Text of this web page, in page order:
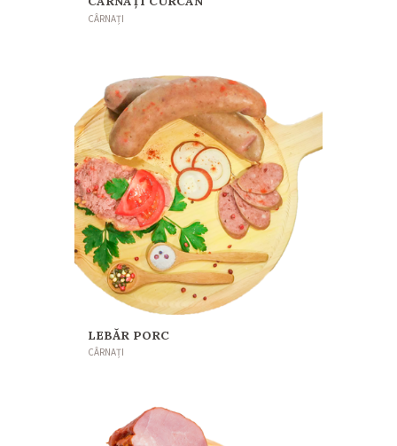
CÂRNAȚI
LEBĂR PORC
CÂRNAȚI